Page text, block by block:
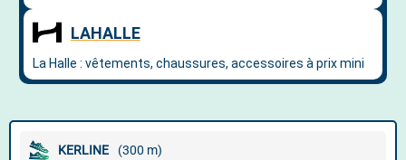
KERLINE (300 m)